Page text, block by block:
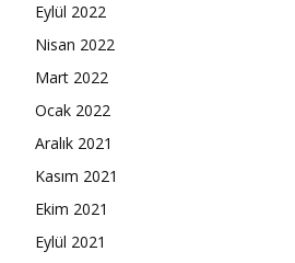
Eylül 2022
Nisan 2022
Mart 2022
Ocak 2022
Aralık 2021
Kasım 2021
Ekim 2021
Eylül 2021